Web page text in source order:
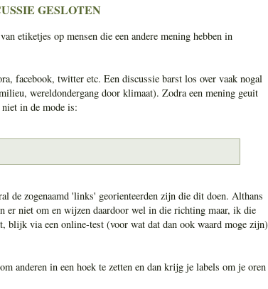
GESLOTEN
etiketjes op mensen die een andere mening hebben in
facebook, twitter etc. Een discussie barst los over vaak nogal
wereldondergang door klimaat). Zodra een mening geuit
in de mode is:
de zogenaamd 'links' georienteerden zijn die dit doen. Althans
er niet om en wijzen daardoor wel in die richting maar, ik die
blijk via een online-test (voor wat dat dan ook waard moge zijn)
anderen in een hoek te zetten en dan krijg je labels om je oren